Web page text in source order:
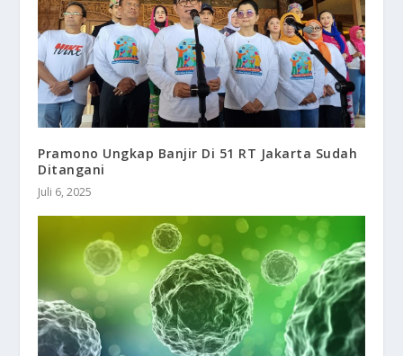
Pramono Ungkap Banjir Di 51 RT Jakarta Sudah
Ditangani
Juli 6, 2025